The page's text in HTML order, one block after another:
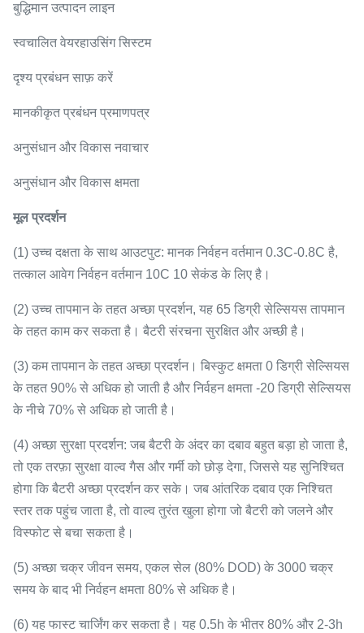
बुद्धिमान उत्पादन लाइन
स्वचालित वेयरहाउसिंग सिस्टम
दृश्य प्रबंधन साफ़ करें
मानकीकृत प्रबंधन प्रमाणपत्र
अनुसंधान और विकास नवाचार
अनुसंधान और विकास क्षमता
मूल प्रदर्शन
(1) उच्च दक्षता के साथ आउटपुट: मानक निर्वहन वर्तमान 0.3C-0.8C है,
तत्काल आवेग निर्वहन वर्तमान 10C 10 सेकंड के लिए है।
(2) उच्च तापमान के तहत अच्छा प्रदर्शन, यह 65 डिग्री सेल्सियस तापमान
के तहत काम कर सकता है। बैटरी संरचना सुरक्षित और अच्छी है।
(3) कम तापमान के तहत अच्छा प्रदर्शन। बिस्कुट क्षमता 0 डिग्री सेल्सियस
के तहत 90% से अधिक हो जाती है और निर्वहन क्षमता -20 डिग्री सेल्सियस
के नीचे 70% से अधिक हो जाती है।
(4) अच्छा सुरक्षा प्रदर्शन: जब बैटरी के अंदर का दबाव बहुत बड़ा हो जाता है,
तो एक तरफ़ा सुरक्षा वाल्व गैस और गर्मी को छोड़ देगा, जिससे यह सुनिश्चित
होगा कि बैटरी अच्छा प्रदर्शन कर सके। जब आंतरिक दबाव एक निश्चित
स्तर तक पहुंच जाता है, तो वाल्व तुरंत खुला होगा जो बैटरी को जलने और
विस्फोट से बचा सकता है।
(5) अच्छा चक्र जीवन समय, एकल सेल (80% DOD) के 3000 चक्र
समय के बाद भी निर्वहन क्षमता 80% से अधिक है।
(6) यह फास्ट चार्जिंग कर सकता है। यह 0.5h के भीतर 80% और 2-3h